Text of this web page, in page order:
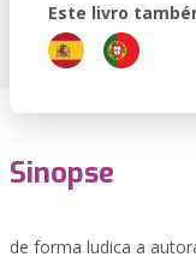
Este livro
Sinopse
de forma ludica a